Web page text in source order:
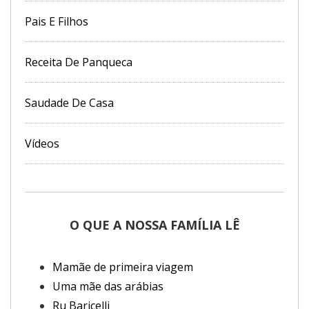
Pais E Filhos
Receita De Panqueca
Saudade De Casa
Vídeos
O QUE A NOSSA FAMÍLIA LÊ
Mamãe de primeira viagem
Uma mãe das arábias
Ru Baricelli